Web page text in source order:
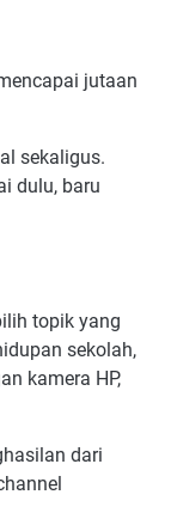
jutaan
sekaligus.
dulu, baru
topik yang
sekolah,
kamera HP,
dari